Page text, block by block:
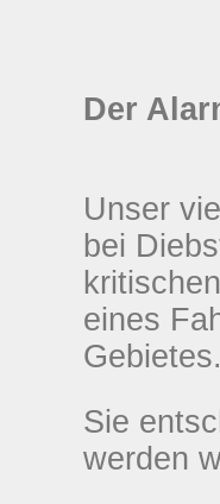
Der
Unser
bei
eines
Sie
werden